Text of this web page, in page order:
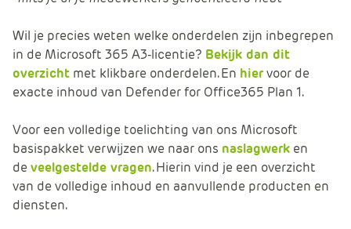
Wil je precies weten welke onderdelen zijn inbegrepen
in de Microsoft 365 A3‑licentie? Bekijk dan dit
overzicht met klikbare onderdelen. En hiervoor de
exacte inhoud van Defender for Office365 Plan 1.
Voor een volledige toelichting van ons Microsoft
basispakket verwijzen we naar ons naslagwerk en
de veelgestelde vragen. Hierin vind je een overzicht
van de volledige inhoud en aanvullende producten en
diensten.